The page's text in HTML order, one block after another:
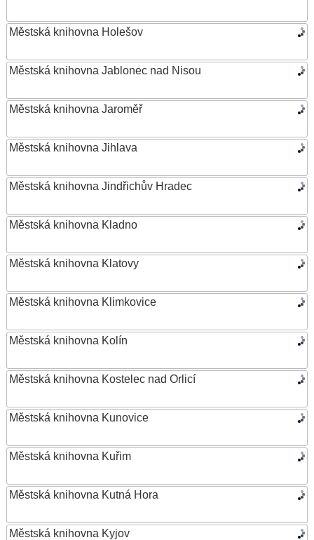
Městská knihovna Holešov
Městská knihovna Jablonec nad Nisou
Městská knihovna Jaroměř
Městská knihovna Jihlava
Městská knihovna Jindřichův Hradec
Městská knihovna Kladno
Městská knihovna Klatovy
Městská knihovna Klimkovice
Městská knihovna Kolín
Městská knihovna Kostelec nad Orlicí
Městská knihovna Kunovice
Městská knihovna Kuřim
Městská knihovna Kutná Hora
Městská knihovna Kyjov